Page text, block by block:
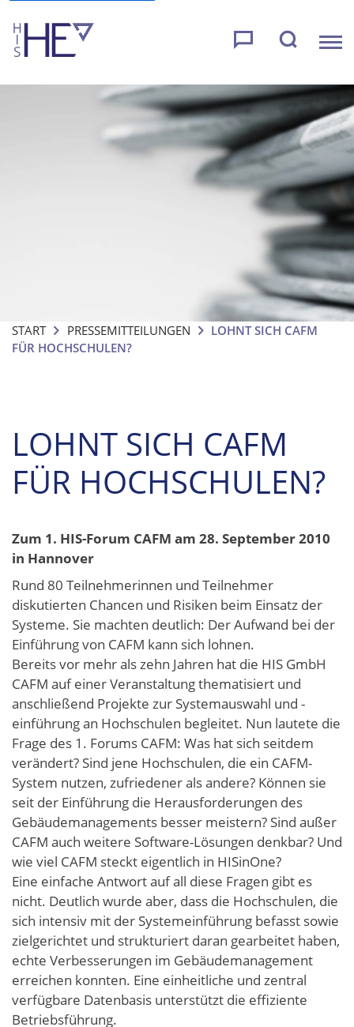
START PRESSEMITTEILUNGEN
LOHNT SICH CAFM
FÜR HOCHSCHULEN?
LOHNT SICH CAFM
FÜR HOCHSCHULEN?
Zum 1. HIS-Forum CAFM am 28. September 2010
in Hannover
Rund 80 Teilnehmerinnen und Teilnehmer
diskutierten Chancen und Risiken beim Einsatz der
Systeme. Sie machten deutlich: Der Aufwand bei der
Einführung von CAFM kann sich lohnen.
Bereits vor mehr als zehn Jahren hat die HIS GmbH
CAFM auf einer Veranstaltung thematisiert und
anschließend Projekte zur Systemauswahl und -
einführung an Hochschulen begleitet. Nun lautete die
Frage des 1. Forums CAFM: Was hat sich seitdem
verändert? Sind jene Hochschulen, die ein CAFM-
System nutzen, zufriedener als andere? Können sie
seit der Einführung die Herausforderungen des
Gebäudemanagements besser meistern? Sind außer
CAFM auch weitere Software-Lösungen denkbar? Und
wie viel CAFM steckt eigentlich in HISinOne?
Eine einfache Antwort auf all diese Fragen gibt es
nicht. Deutlich wurde aber, dass die Hochschulen, die
sich intensiv mit der Systemeinführung befasst sowie
zielgerichtet und strukturiert daran gearbeitet haben,
echte Verbesserungen im Gebäudemanagement
erreichen konnten. Eine einheitliche und zentral
verfügbare Datenbasis unterstützt die effiziente
Betriebsführung.